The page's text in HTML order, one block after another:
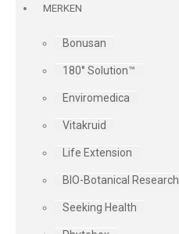
MERKEN
Bonusan
180° Solution™
Enviromedica
Vitakruid
Life Extension
BIO-Botanical Research
Seeking Health